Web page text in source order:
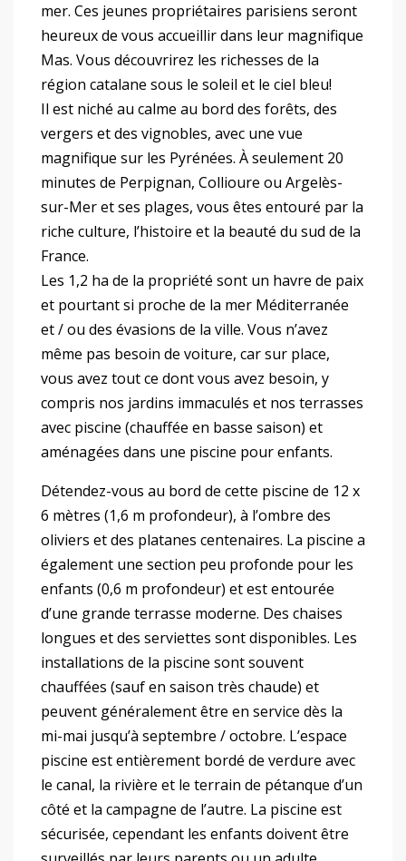
mer. Ces jeunes propriétaires parisiens seront
heureux de vous accueillir dans leur magnifique
Mas. Vous découvrirez les richesses de la
région catalane sous le soleil et le ciel bleu!
Il est niché au calme au bord des forêts, des
vergers et des vignobles, avec une vue
magnifique sur les Pyrénées. À seulement 20
minutes de Perpignan, Collioure ou Argelès-
sur-Mer et ses plages, vous êtes entouré par la
riche culture, l’histoire et la beauté du sud de la
France.
Les 1,2 ha de la propriété sont un havre de paix
et pourtant si proche de la mer Méditerranée
et / ou des évasions de la ville. Vous n’avez
même pas besoin de voiture, car sur place,
vous avez tout ce dont vous avez besoin, y
compris nos jardins immaculés et nos terrasses
avec piscine (chauffée en basse saison) et
aménagées dans une piscine pour enfants.
Détendez-vous au bord de cette piscine de 12 x
6 mètres (1,6 m profondeur), à l’ombre des
oliviers et des platanes centenaires. La piscine a
également une section peu profonde pour les
enfants (0,6 m profondeur) et est entourée
d’une grande terrasse moderne. Des chaises
longues et des serviettes sont disponibles. Les
installations de la piscine sont souvent
chauffées (sauf en saison très chaude) et
peuvent généralement être en service dès la
mi-mai jusqu’à septembre / octobre. L’espace
piscine est entièrement bordé de verdure avec
le canal, la rivière et le terrain de pétanque d’un
côté et la campagne de l’autre. La piscine est
sécurisée, cependant les enfants doivent être